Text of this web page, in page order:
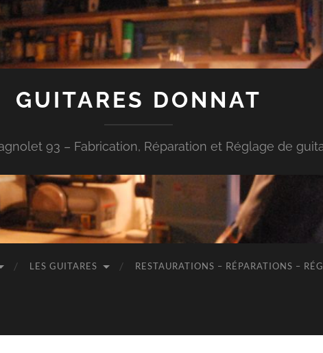
GUITARES DONNAT
93 – Fabrication, Réparation et Réglage de
LES GUITARES RESTAURATIONS – RÉPARATIONS –